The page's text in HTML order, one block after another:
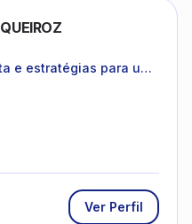
e estratégias para uma
Ver Perfil